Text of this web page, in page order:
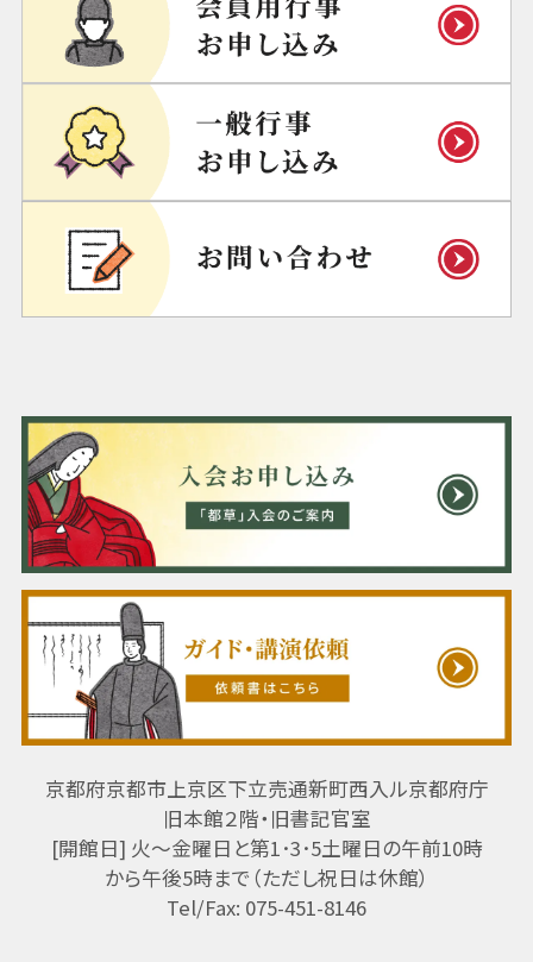
京都府京都市上京区下立売通新町西入ル京都府庁
旧本館２階・旧書記官室
[開館日] 火～金曜日と第1･3･5土曜日の午前10時
から午後5時まで（ただし祝日は休館）
Tel/Fax: 075-451-8146